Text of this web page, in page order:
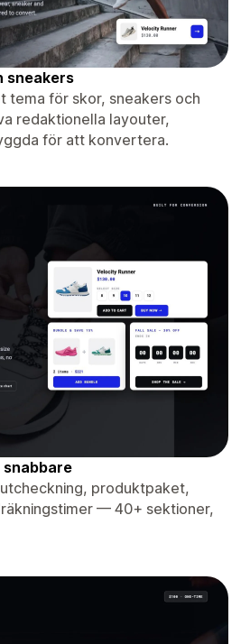
sneakers
tema för skor, sneakers och
redaktionella layouter,
för att konvertera.
produktpaket,
— 40+ sektioner,